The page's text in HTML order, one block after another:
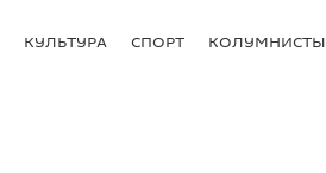
КУЛЬТУРА СПОРТ КОЛУМНИСТЫ